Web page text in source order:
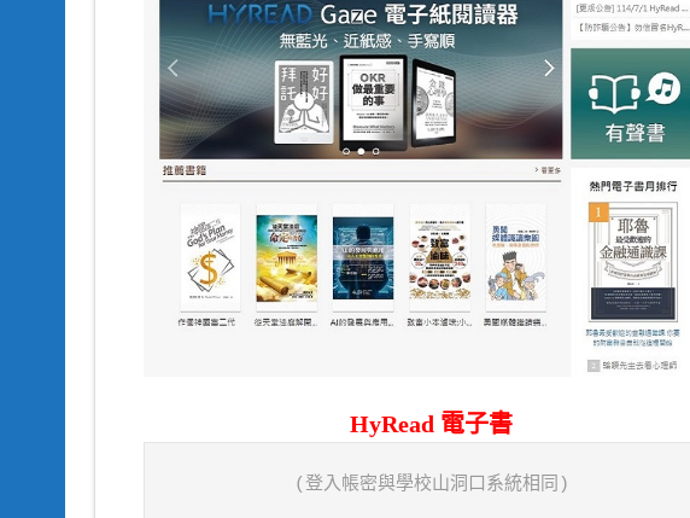
HyRead 電子書
(登入帳密與學校山洞口系統相同)